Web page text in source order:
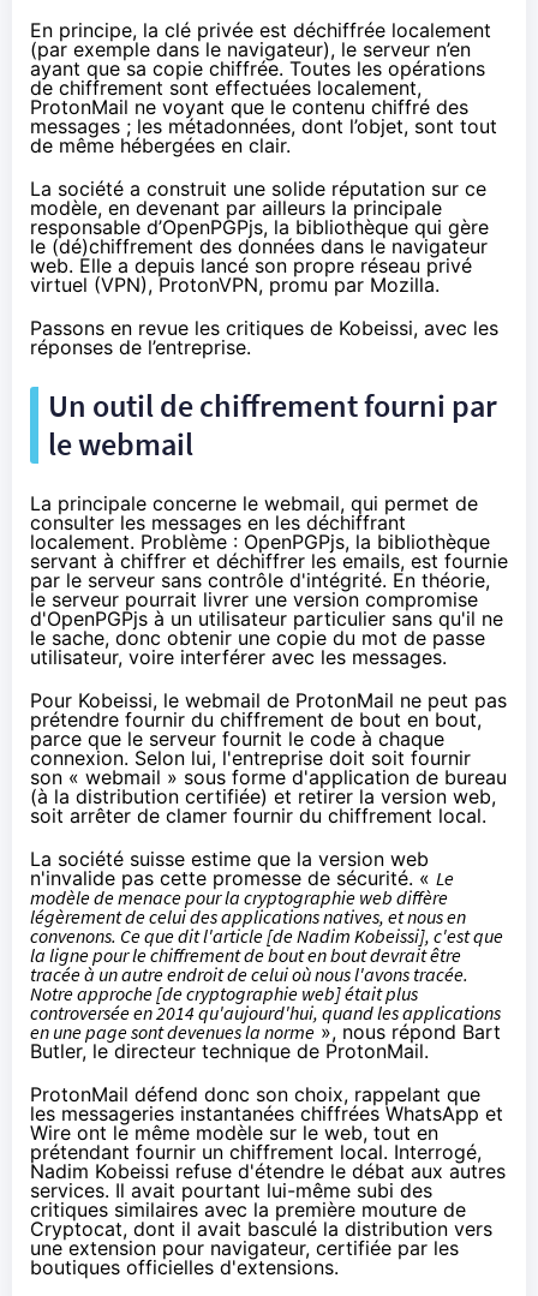
En principe, la clé privée est déchiffrée localement
(par exemple dans le navigateur), le serveur n’en
ayant que sa copie chiffrée. Toutes les opérations
de chiffrement sont effectuées localement,
ProtonMail ne voyant que le contenu chiffré des
messages ; les métadonnées, dont l’objet, sont tout
de même hébergées en clair.
La société a construit une solide réputation sur ce
modèle, en devenant par ailleurs la principale
responsable d’OpenPGPjs, la bibliothèque qui gère
le (dé)chiffrement des données dans le navigateur
web. Elle a depuis lancé son propre réseau privé
virtuel (VPN), ProtonVPN, promu par Mozilla.
Passons en revue les critiques de Kobeissi, avec les
réponses de l’entreprise.
Un outil dechiffrementfourni par
le webmail
La principale concerne le webmail, qui permet de
consulter les messages en les déchiffrant
localement. Problème : OpenPGPjs, la bibliothèque
servant à chiffrer et déchiffrer les emails, est fournie
par le serveur sans contrôle d'intégrité. En théorie,
le serveur pourrait livrer une version compromise
d'OpenPGPjs à un utilisateur particulier sans qu'il ne
le sache, donc obtenir une copie du mot de passe
utilisateur, voire interférer avec les messages.
Pour Kobeissi, le webmail de ProtonMail ne peut pas
prétendre fournir du chiffrement de bout en bout,
parce que le serveur fournit le code à chaque
connexion. Selon lui, l'entreprise doit soit fournir
son « webmail » sous forme d'application de bureau
(à la distribution certifiée) et retirer la version web,
soit arrêter de clamer fournir du chiffrement local.
La société suisse estime que la version web
n'invalide pas cette promesse de sécurité. « Le
modèle de menace pour la cryptographie web diffère
légèrement de celui des applications natives, et nous en
convenons. Ce que dit l'article [de Nadim Kobeissi], c'est que
la ligne pour lechiffrementde bout en bout devrait être
tracée à un autre endroit de celui où nous l'avons tracée.
Notre approche [de cryptographie web] était plus
controversée en 2014 qu'aujourd'hui, quand les applications
en une page sont devenues la norme », nous répond Bart
Butler, le directeur technique de ProtonMail.
ProtonMail défend donc son choix, rappelant que
les messageries instantanées chiffrées WhatsApp et
Wire ont le même modèle sur le web, tout en
prétendant fournir un chiffrement local. Interrogé,
Nadim Kobeissi refuse d'étendre le débat aux autres
services. Il avait pourtant lui-même subi des
critiques similaires avec la première mouture de
Cryptocat, dont il avait basculé la distribution vers
une extension pour navigateur, certifiée par les
boutiques officielles d'extensions.